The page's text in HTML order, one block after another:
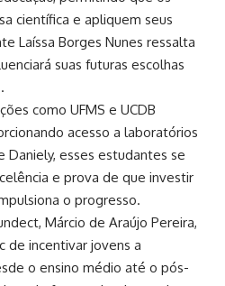
científica e apliquem seus
Laíssa Borges Nunes ressalta
suas futuras escolhas
como UFMS e UCDB
acesso a laboratórios
Daniely, esses estudantes se
e prova de que investir
o progresso.
Márcio de Araújo Pereira,
de incentivar jovens a
o ensino médio até o pós-